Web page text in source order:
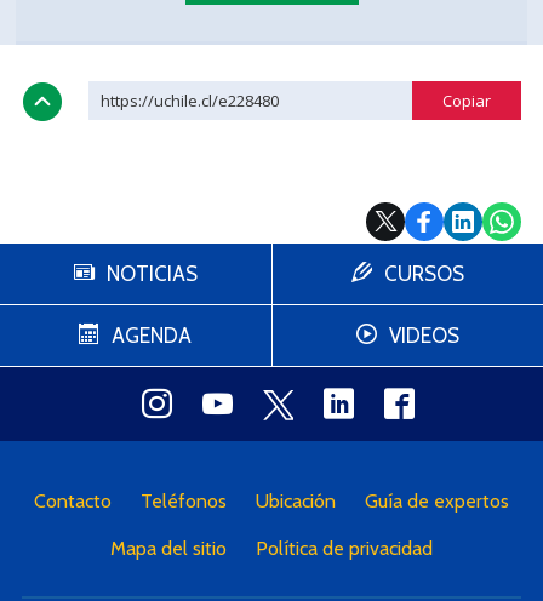
https://uchile.cl/e228480
NOTICIAS
AGENDA
CURSOS
VIDEOS
Contacto Teléfonos Ubicación Guía de expertos
Mapa del sitio Política de privacidad